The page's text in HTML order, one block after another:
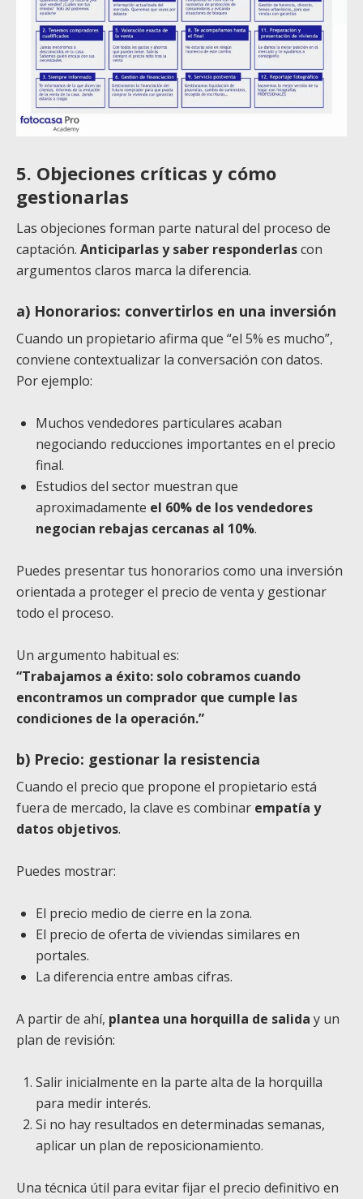
5. Objeciones críticas y cómo
gestionarlas
Las objeciones forman parte natural del proceso de
captación. Anticiparlas y saber responderlascon
argumentos claros marca la diferencia.
a) Honorarios: convertirlos en una inversión
Cuando un propietario afirma que “el 5% es mucho”,
conviene contextualizar la conversación con datos.
Por ejemplo:
Muchos vendedores particulares acaban
negociando reducciones importantes en el precio
final.
Estudios del sector muestran que
aproximadamente el 60% de los vendedores
negocian rebajas cercanas al 10%.
Puedes presentar tus honorarios como una inversión
orientada a proteger el precio de venta y gestionar
todo el proceso.
Un argumento habitual es:
“Trabajamos a éxito: solo cobramos cuando
encontramos un comprador que cumple las
condiciones de la operación.”
b) Precio: gestionar la resistencia
Cuando el precio que propone el propietario está
fuera de mercado, la clave es combinar empatía y
datos objetivos.
Puedes mostrar:
El precio medio de cierre en la zona.
El precio de oferta de viviendas similares en
portales.
La diferencia entre ambas cifras.
A partir de ahí, plantea una horquilla de salida y un
plan de revisión:
Salir inicialmente en la parte alta de la horquilla
para medir interés.
Si no hay resultados en determinadas semanas,
aplicar un plan de reposicionamiento.
Una técnica útil para evitar fijar el precio definitivo en